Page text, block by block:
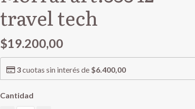
travel tech
$19.200,00
3cuotas sin interés de $6.400,00
Cantidad